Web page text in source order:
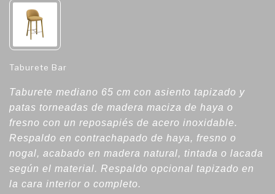
Taburete Bar
Taburete mediano 65 cm con asiento tapizado y
patas torneadas de madera maciza de haya o
fresno con un reposapiés de acero inoxidable.
Respaldo en contrachapado de haya, fresno o
nogal, acabado en madera natural, tintada o lacada
según el material. Respaldo opcional tapizado en
la cara interior o completo.